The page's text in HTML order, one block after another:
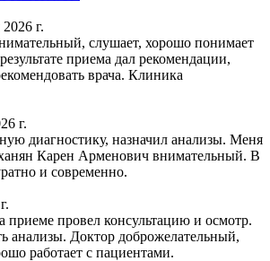
г.
слушает, хорошо понимает
приема дал рекомендации,
врача. Клиника
г.
диагностику, назначил анализы. Меня
Карен Арменович внимательный. В
и современно.
провел консультацию и осмотр.
анализы. Доктор доброжелательный,
работает с пациентами.